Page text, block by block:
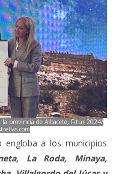
provincia de Albacete, Fitur 2024/
engloba a los municipios
La Roda, Minaya,
Villalgordo del Júcar y
población cercana a los